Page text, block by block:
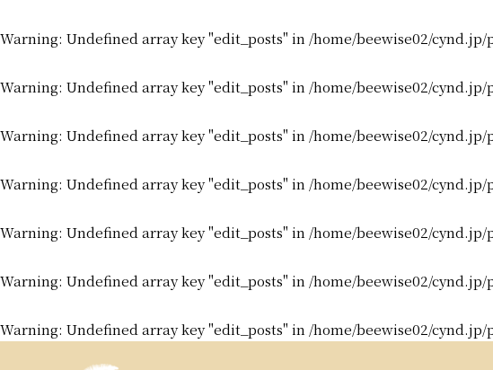
Warning: Undefined array key "edit_posts" in /home/beewise02/
Warning: Undefined array key "edit_posts" in /home/beewise02/
Warning: Undefined array key "edit_posts" in /home/beewise02/
Warning: Undefined array key "edit_posts" in /home/beewise02/
Warning: Undefined array key "edit_posts" in /home/beewise02/
Warning: Undefined array key "edit_posts" in /home/beewise02/
Warning: Undefined array key "edit_posts" in /home/beewise02/